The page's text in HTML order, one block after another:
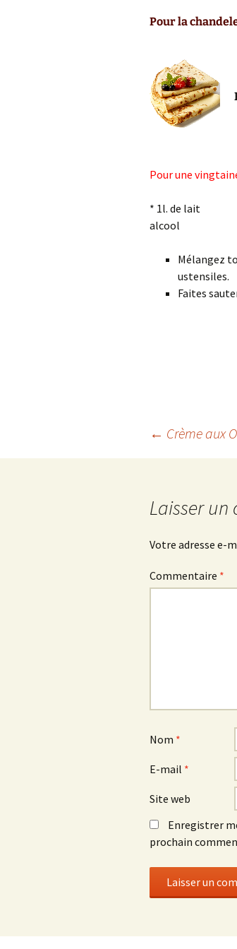
Pour la
Pour une
* 1l. de lait *
alcool
Mélangez
ustensiles.
Faites
Navigation
← Crème aux
Laisser
Votre adresse e-
Commentaire *
Nom *
E-mail *
Site web
Enregistrer
prochain